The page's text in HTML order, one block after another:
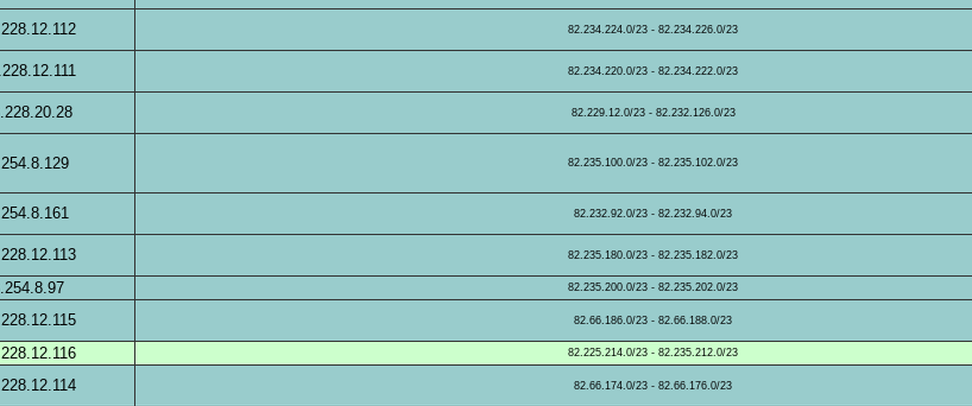
82.234.224.0/23 - 82.234.226.0/23
82.234.220.0/23 - 82.234.222.0/23
82.229.12.0/23 - 82.232.126.0/23
82.235.100.0/23 - 82.235.102.0/23
82.232.92.0/23 - 82.232.94.0/23
82.235.180.0/23 - 82.235.182.0/23
82.235.200.0/23 - 82.235.202.0/23
82.66.186.0/23 - 82.66.188.0/23
82.225.214.0/23 - 82.235.212.0/23
82.66.174.0/23 - 82.66.176.0/23